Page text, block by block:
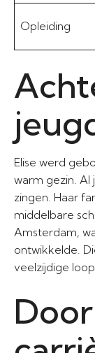
Opleiding
Elise werd
warm gezin. Al
zingen. Haar
middelbare
Amsterdam,
ontwikkelde.
veelzijdige